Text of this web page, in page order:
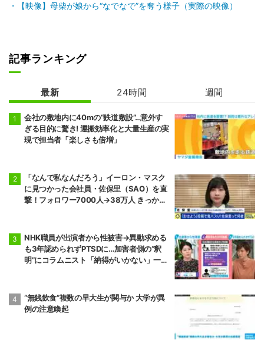
【映像】母柴が娘から“なでなで”を奪う様子（実際の映像）
記事ランキング
最新 24時間 週間
会社の敷地内に40mの“鉄道敷設”…意外す
ぎる目的に驚き! 運搬効率化と大量生産の実
現で担当者「楽しさも倍増」
「なんで私なんだろう」イーロン・マスク
に見つかった会社員・佐保里（SAO）を直
撃！フォロワー7000人→38万人 きっかけ
NHK職員が出演者から性被害→異動求める
も3年認められずPTSDに…加害者側の“釈
明”にコラムニスト「納得がいかない」一方
“無銭飲食”複数の早大生が関与か 大学が異
例の注意喚起